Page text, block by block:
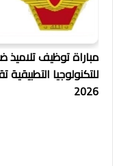
مباراة توظيف
للتكنولوجيا
2026